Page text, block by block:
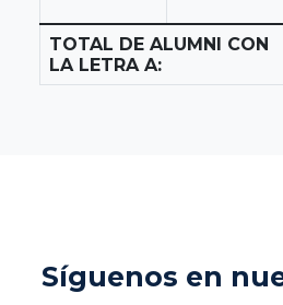
TOTAL DE ALUMNI CON
LA LETRA A:
Síguenos en